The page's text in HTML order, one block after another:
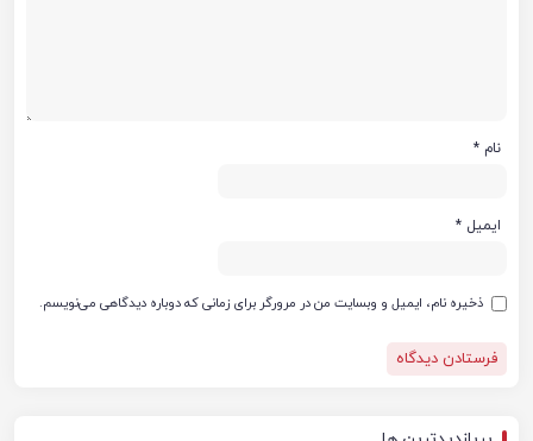
نام *
ایمیل *
ذخیره نام، ایمیل و وبسایت من در مرورگر برای زمانی که دوباره دیدگاهی می‌نویسم.